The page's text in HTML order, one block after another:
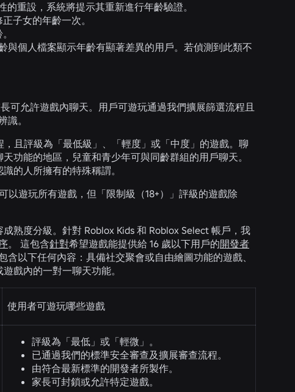
重設，系統將提示其重新進行年齡驗證。
正子女的年齡一次。
個人檔案顯示年齡有顯著差異的用戶。若偵測到此類不
可允許遊戲內聊天。用戶可遊玩通過我們擴展篩選流程且
識。
且評級為「最低級」、「輕度」或「中度」的遊戲。聊
天功能的地區，兒童和青少年可與同齡群組的用戶聊天。
的人所擁有的特殊稱謂。
以遊玩所有遊戲，但「限制級（18+）」評級的遊戲除
熟度分級。針對 Roblox Kids 和 Roblox Select 帳戶，我
。 這包含針對希望遊戲能提供給 16 歲以下用戶的開發者
以下任何內容：具備社交聚會或自由繪圖功能的遊戲、
戲內的一對一聊天功能。
使用者可遊玩哪些遊戲
評級為「最低」或「輕微」。
已通過我們的標準安全審查及擴展審查流程。
由符合最新標準的開發者所製作。
家長可封鎖或允許特定遊戲。